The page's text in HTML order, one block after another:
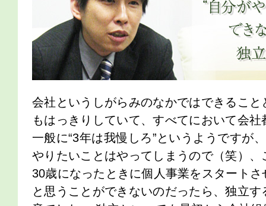
会社というしがらみのなかではできるこ
もはっきりしていて、すべてにおいて会
一般に“3年は我慢しろ”というようですが
やりたいことはやってしまうので（笑）
30歳になったときに個人事業をスタート
と思うことができないのだったら、独立